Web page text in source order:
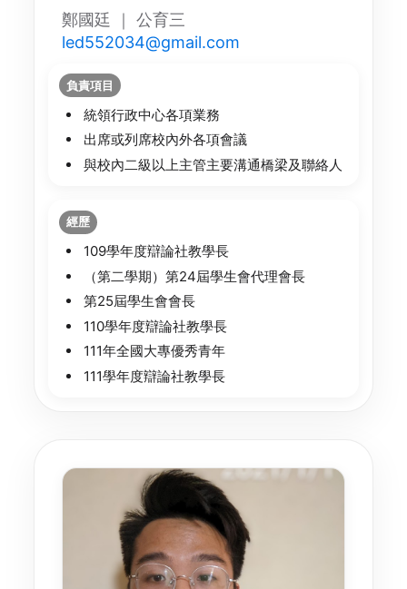
鄭國廷 ｜ 公育三
led552034@gmail.com
負責項目
統領行政中心各項業務
出席或列席校內外各項會議
與校內二級以上主管主要溝通橋梁及聯絡人
經歷
109學年度辯論社教學長
（第二學期）第24屆學生會代理會長
第25屆學生會會長
110學年度辯論社教學長
111年全國大專優秀青年
111學年度辯論社教學長